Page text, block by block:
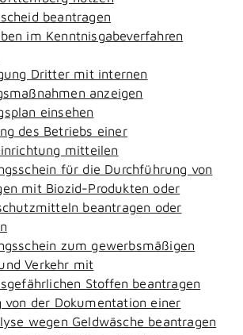
beantragen
im Kenntnisgabeverfahren
Dritter mit internen
anzeigen
einsehen
des Betriebs einer
mitteilen
für die Durchführung von
mit Biozid-Produkten oder
beantragen oder
zum gewerbsmäßigen
Verkehr mit
Stoffen beantragen
von der Dokumentation einer
wegen Geldwäsche beantragen